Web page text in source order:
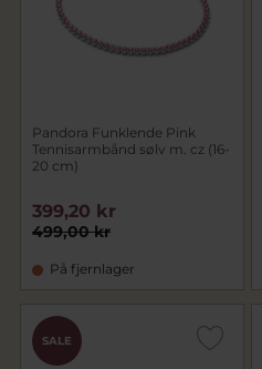
Pandora Funklende Pink
Tennisarmbånd sølv m. cz (16-
20 cm)
499,00 kr
399,20 kr
På fjernlager
SALE